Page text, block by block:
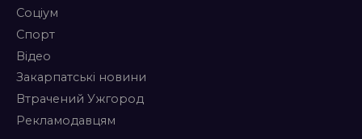
Соціум
Спорт
Відео
Закарпатські новини
Втрачений Ужгород
Рекламодавцям